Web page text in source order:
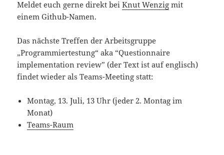
Meldet euch gerne direkt beiKnut Wenzig mit
einem Github-Namen.
Das nächste Treffen der Arbeitsgruppe
„Programmiertestung“ aka “Questionnaire
implementation review” (der Text ist auf englisch)
findet wieder als Teams-Meeting statt:
Montag, 13. Juli, 13 Uhr (jeder 2. Montag im
Monat)
Teams-Raum